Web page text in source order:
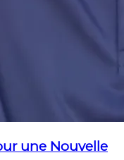
une Nouvelle